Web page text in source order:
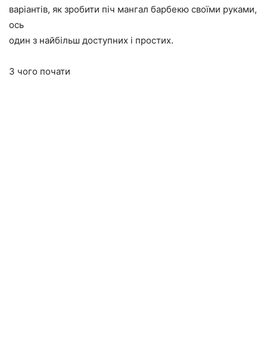
варіантів, як зробити піч мангал барбекю своїми руками,
ось
один з найбільш доступних і простих.
З чого почати